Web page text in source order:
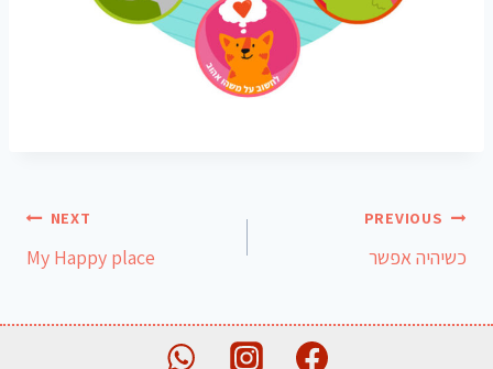
PREVIOUS
כשיהיה אפשר
NEXT
My Happy place